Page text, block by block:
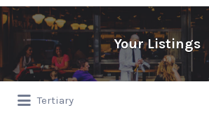
Your Listings
Tertiary